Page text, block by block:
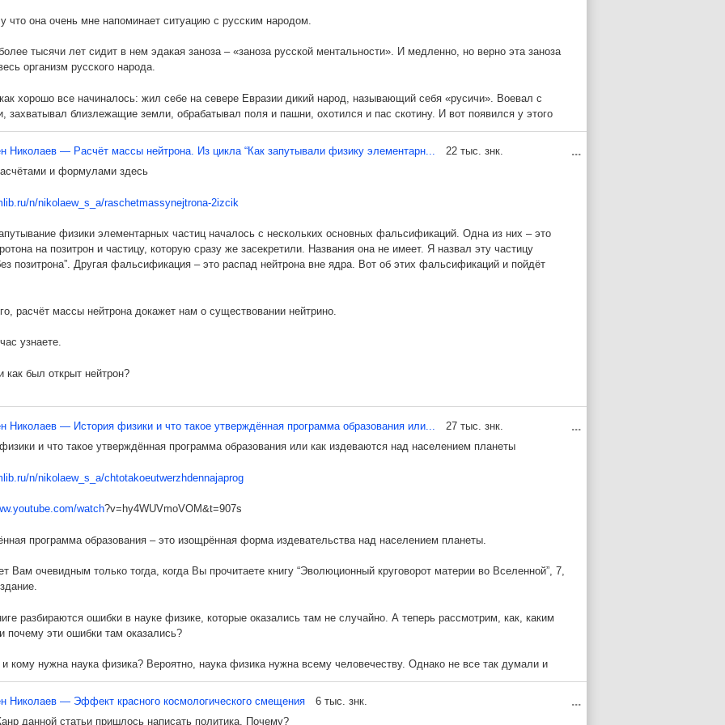
функционирования биологических часов (циркадный ритм 24 часа).
Нобелевского Комитета.
так, как понимают. И сделано это так специально, чтобы оставить российских учёных в стороне, за бортом.
вопрос: А, что американские учёные на самом деле открыли механизм функционирования биологических
ритм 24 часа)????"
Американцы якобы нашли три белка-гена, один из которых каждый день распадается.
Комитет посчитал этого достаточным и сделал вывод, что это самодостаточный и бесконечно зацикленный
циркадного ритма. Т
что она очень мне напоминает ситуацию с русским народом.
тысячи лет сидит в нем эдакая заноза – «заноза русской ментальности». И медленно, но верно эта заноза
организм русского народа.
хорошо все начиналось: жил себе на севере Евразии дикий народ, называющий себя «русичи». Воевал с
захватывал близлежащие земли, обрабатывал поля и пашни, охотился и пас скотину. И вот появился у этого
царь – Владимир, сын Ярополка от рабыни-ключницы Малки. Кстати, «Малка» - это чисто еврейское имя,
с иврита, как «Королева». Так что, не исключено, что и тут евреи «наследили»…
я?
что был этот Владимир законченным бандитом и негодяем: насиловал, грабил, убивал и жег. И пришло в голову
подоплека. Так как все авраамические религии – иудаизм, христианство и ислам - провозглашали царя
бога на земле, решил Вовчик обратить русский народ (до этого поклонявшийся языческим богам) в одну из
Николаев — Расчёт массы нейтрона. Из цикла “Как запутывали физику элементарн... 22 тыс. знк. ...
и формулами здесь
n/nikolaew_s_a/raschetmassynejtrona-2izcik
физики элементарных частиц началось с нескольких основных фальсификаций. Одна из них – это
на позитрон и частицу, которую сразу же засекретили. Названия она не имеет. Я назвал эту частицу
позитрона”. Другая фальсификация – это распад нейтрона вне ядра. Вот об этих фальсификаций и пойдёт
расчёт массы нейтрона докажет нам о существовании нейтрино.
узнаете.
как был открыт нейтрон?
облучал атомы азота альфа-частицами. В результате такого взаимодействия вылетала частица. Резерфорд
что это протон. Дальнейшие опыты в пузырьковой камере Вильсона подтвердили его предположение. Так в
была открыта частица протон.
той же массой, что и протон. Экспериментально он не смог её обнаружить.
в 1932 году английский ученый Джеймс Чедвик. Он поставил опыт, в ходе которого бомбардировал атомы
её назвали нейтроном. За свое открытие Чедвик уже через три года получил Нобелевскую премию.
нейтрон не обладает зарядом, и эта частица вне ядра существует максимум 15 минут и распадается.
не совсем так. Это только условно.
Николаев — История физики и что такое утверждённая программа образования или... 27 тыс. знк. ...
и что такое утверждённая программа образования или как издеваются над населением планеты
n/nikolaew_s_a/chtotakoeutwerzhdennajaprog
watch?v=hy4WUVmoVOM&t=907s
программа образования – это изощрённая форма издевательства над населением планеты.
Вам очевидным только тогда, когда Вы прочитаете книгу “Эволюционный круговорот материи во Вселенной”, 7,
разбираются ошибки в науке физике, которые оказались там не случайно. А теперь рассмотрим, как, каким
почему эти ошибки там оказались?
кому нужна наука физика? Вероятно, наука физика нужна всему человечеству. Однако не все так думали и
думать. Давайте рассмотрим, как обстояли дела с физикой на протяжении её истории.
не задумывались, почему до 1736 года физика писалась только на латыни? Ответ на этот вопрос очевиден.
Николаев — Эффект красного космологического смещения 6 тыс. знк. ...
данной статьи пришлось написать политика. Почему?